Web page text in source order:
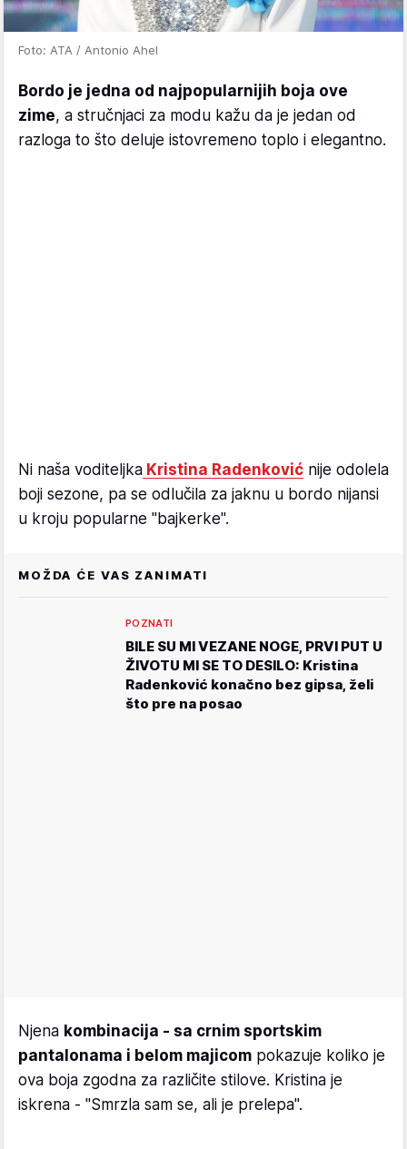
Foto: ATA / Antonio Ahel
Bordo je jedna od najpopularnijih boja ove
zime, a stručnjaci za modu kažu da je jedan od
razloga to što deluje istovremeno toplo i elegantno.
Ni naša voditeljka Kristina Radenković nije odolela
boji sezone, pa se odlučila za jaknu u bordo nijansi
u kroju popularne "bajkerke".
MOŽDA ĆE VAS ZANIMATI
POZNATI
BILE SU MI VEZANE NOGE, PRVI PUT U
ŽIVOTU MI SE TO DESILO: Kristina
Radenković konačno bez gipsa, želi
što pre na posao
Njena kombinacija - sa crnim sportskim
pantalonama i belom majicom pokazuje koliko je
ova boja zgodna za različite stilove. Kristina je
iskrena - "Smrzla sam se, ali je prelepa".